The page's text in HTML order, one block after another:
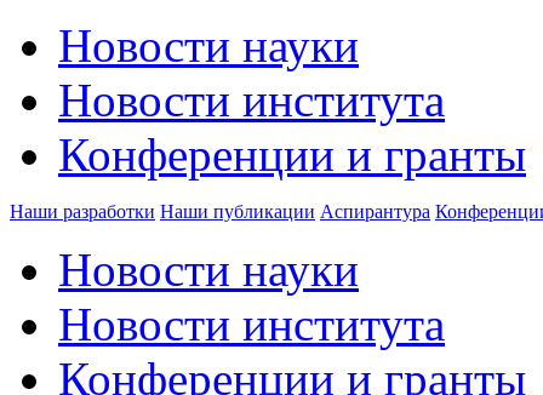
Новости науки
Новости института
Конференции и гранты
Наши разработки Наши публикации Аспирантура
Новости науки
Новости института
Конференции и гранты